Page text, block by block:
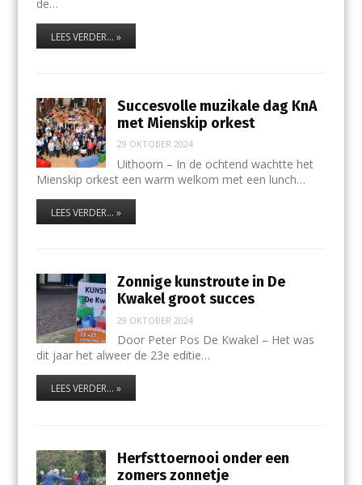
de…
LEES VERDER... »
Succesvolle muzikale dag KnA
met Mienskip orkest
29 OKTOBER 2024
Uithoorn – In de ochtend wachtte het
Mienskip orkest een warm welkom met een lunch…
LEES VERDER... »
Zonnige kunstroute in De
Kwakel groot succes
29 OKTOBER 2024
Door Peter Pos De Kwakel – Het was
dit jaar het alweer de 23e editie…
LEES VERDER... »
Herfsttoernooi onder een
zomers zonnetje